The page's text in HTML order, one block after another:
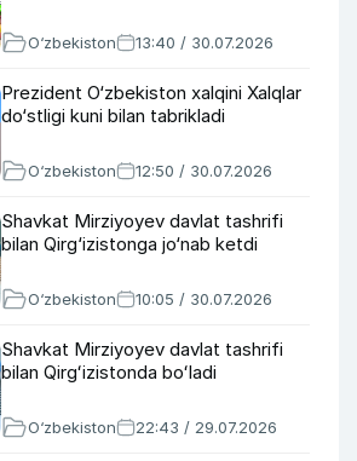
O‘zbekiston 13:40 / 30.07.2026
Prezident O‘zbekiston xalqini Xalqlar
do‘stligi kuni bilan tabrikladi
O‘zbekiston 12:50 / 30.07.2026
Shavkat Mirziyoyev davlat tashrifi
bilan Qirg‘izistonga jo‘nab ketdi
O‘zbekiston 10:05 / 30.07.2026
Shavkat Mirziyoyev davlat tashrifi
bilan Qirgʻizistonda boʻladi
O‘zbekiston 22:43 / 29.07.2026